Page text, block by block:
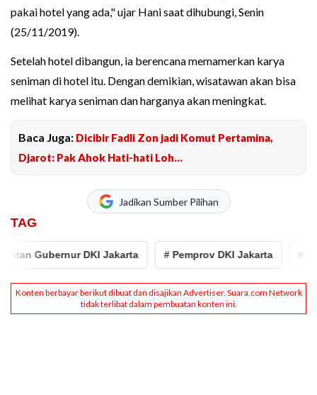
pakai hotel yang ada," ujar Hani saat dihubungi, Senin
(25/11/2019).
Setelah hotel dibangun, ia berencana memamerkan karya
seniman di hotel itu. Dengan demikian, wisatawan akan bisa
melihat karya seniman dan harganya akan meningkat.
Baca Juga: Dicibir Fadli Zon jadi Komut Pertamina,
Djarot: Pak Ahok Hati-hati Loh...
Jadikan Sumber Pilihan
TAG
Gubernur DKI Jakarta # Pemprov DKI Jakarta #